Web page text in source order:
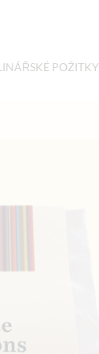
POŽITKY